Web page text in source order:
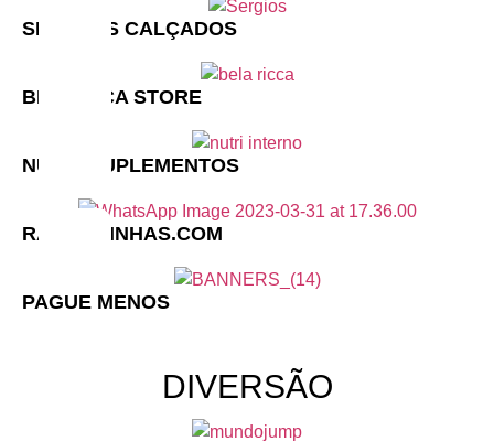
SERGIO´S CALÇADOS
BELA RICA STORE
NUTRI SUPLEMENTOS
RASTEIRINHAS.COM
PAGUE MENOS
DIVERSÃO